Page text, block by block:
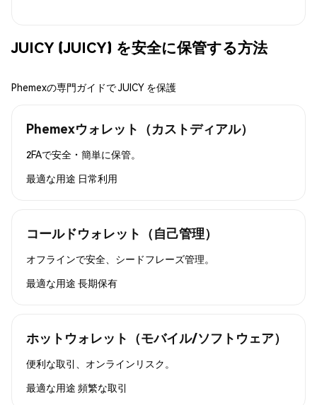
JUICY (JUICY) を安全に保管する方法
Phemexの専門ガイドで JUICY を保護
Phemexウォレット（カストディアル）
2FAで安全・簡単に保管。
最適な用途 日常利用
コールドウォレット（自己管理）
オフラインで安全、シードフレーズ管理。
最適な用途 長期保有
ホットウォレット（モバイル/ソフトウェア）
便利な取引、オンラインリスク。
最適な用途 頻繁な取引